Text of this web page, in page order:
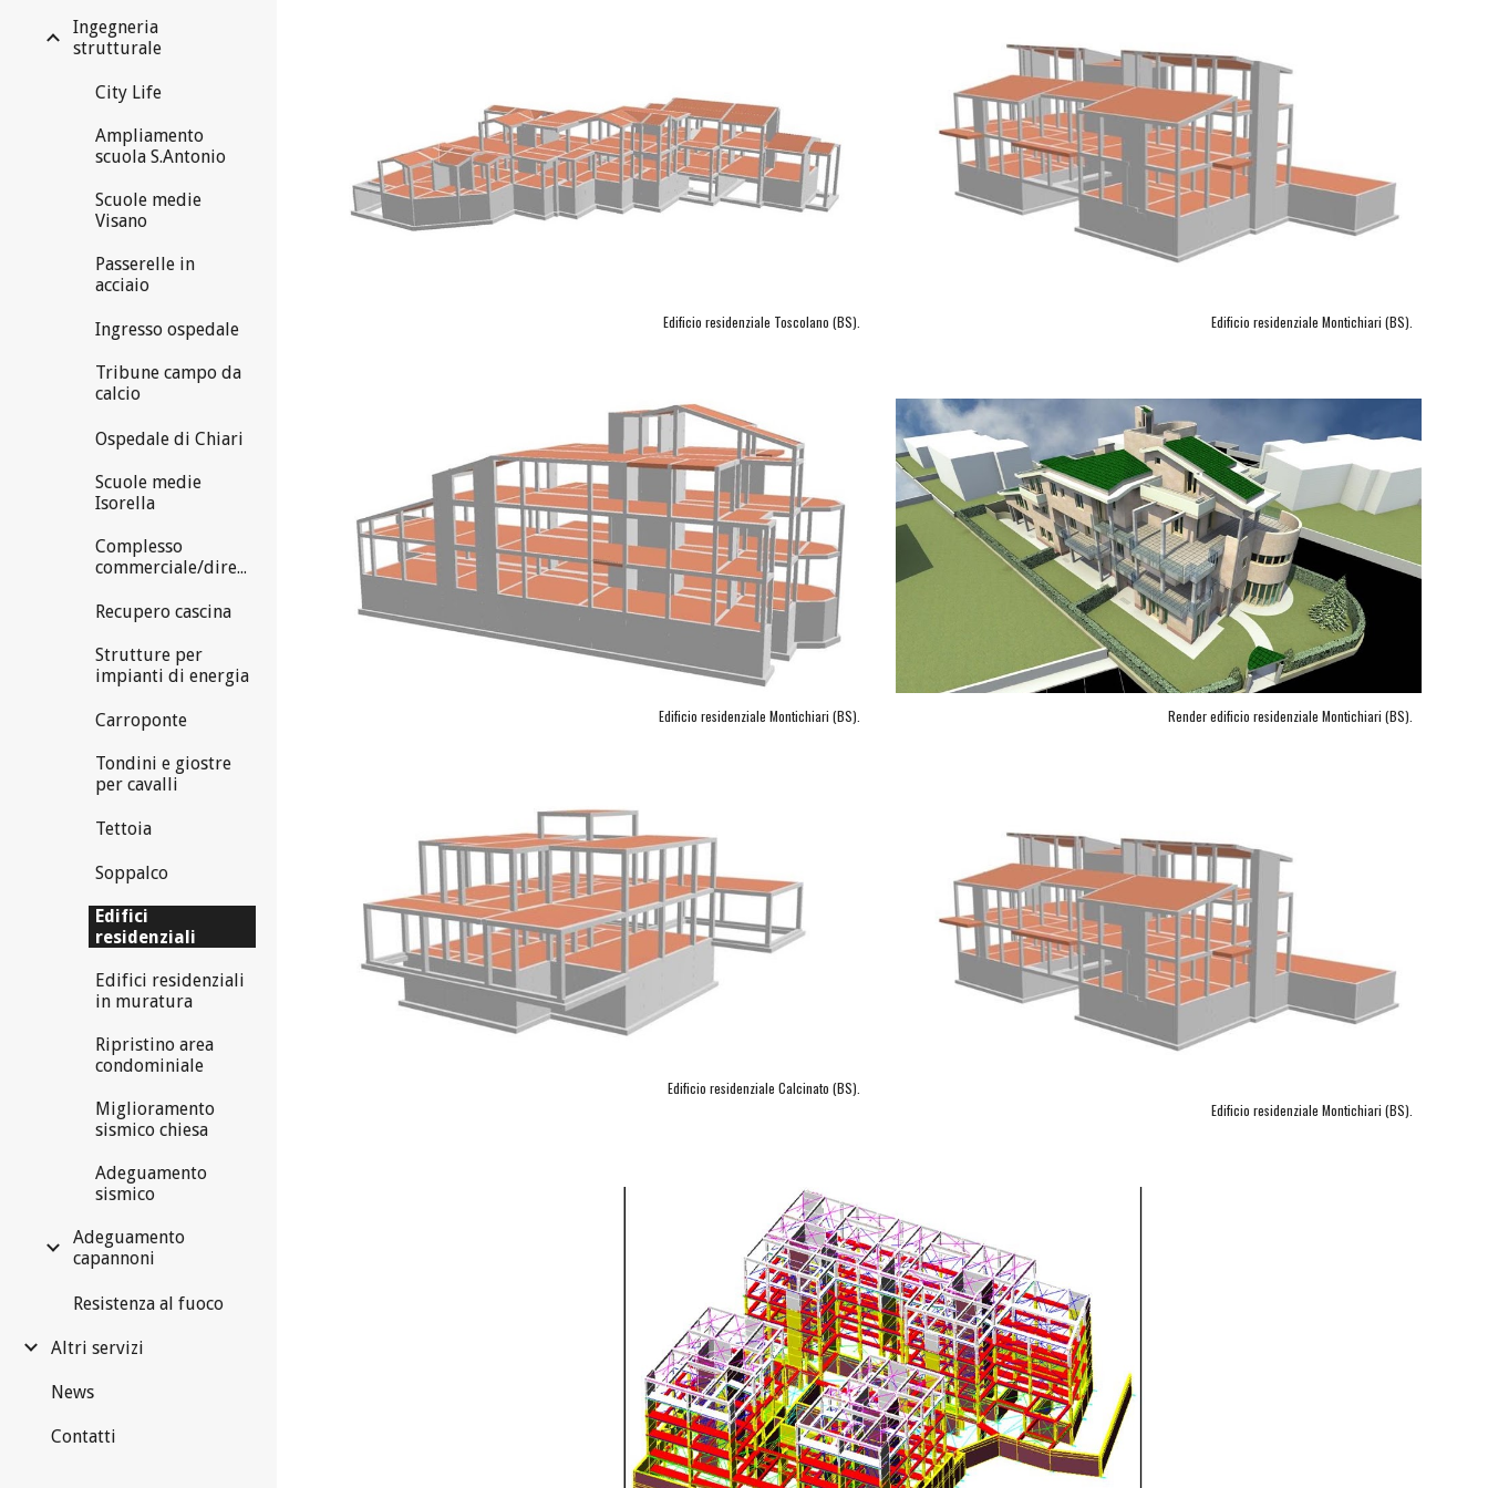
Ingegneria
strutturale
City Life
Ampliamento
scuola S.Antonio
Scuole medie
Visano
Passerelle in
acciaio
Ingresso ospedale
Tribune campo da
calcio
Ospedale di Chiari
Scuole medie
Isorella
Complesso
commerciale/direzionale
Recupero cascina
Strutture per
impianti di energia
Carroponte
Tondini e giostre
per cavalli
Tettoia
Soppalco
Edifici
residenziali
Edifici residenziali
in muratura
Ripristino area
condominiale
Miglioramento
sismico chiesa
Adeguamento
sismico
Adeguamento
capannoni
Resistenza al fuoco
Altri servizi
News
Contatti
Edificio residenziale Toscolano (BS). Edificio residenziale Montichiari (BS).
Edificio residenziale Montichiari (BS). Render edificio residenziale Montichiari (BS).
Edificio residenziale Calcinato (BS).
Edificio residenziale Montichiari (BS).